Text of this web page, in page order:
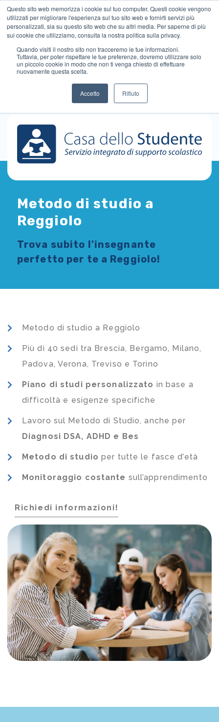
Questo sito web memorizza i cookie sul tuo computer. Questi cookie vengono
utilizzati per migliorare l'esperienza sul tuo sito web e fornirti servizi più
personalizzati, sia su questo sito web che su altri media. Per saperne di più
sui cookie che utilizziamo, consulta la nostra politica sulla privacy.
Quando visiti il ​​nostro sito non tracceremo le tue informazioni.
Tuttavia, per poter rispettare le tue preferenze, dovremo utilizzare solo
un piccolo cookie in modo che non ti venga chiesto di effettuare
nuovamente questa scelta.
Accetto Rifiuto
Metodo di studio a
Reggiolo
Trova subito l'insegnante
perfetto per te a Reggiolo!
Metodo di studio a Reggiolo
Più di 40 sedi tra Brescia, Bergamo, Milano,
Padova, Verona, Treviso e Torino
Piano di studi personalizzato in base a
difficoltà e esigenze specifiche
Lavoro sul Metodo di Studio, anche per
Diagnosi DSA, ADHD e Bes
Metodo di studio per tutte le fasce d’età
Monitoraggio costante sull’apprendimento
Richiedi informazioni!